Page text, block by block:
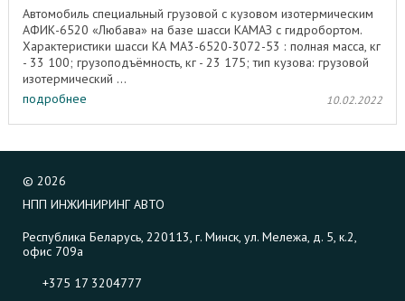
Автомобиль специальный грузовой с кузовом изотермическим
АФИК-6520 «Любава» на базе шасси КАМАЗ с гидробортом.
Характеристики шасси КА MA3-6520-3072-53 : полная масса, кг
- 33 100; грузоподъёмность, кг - 23 175; тип кузова: грузовой
изотермический ...
подробнее
10.02.2022
© 2026
НПП ИНЖИНИРИНГ АВТО
Республика Беларусь, 220113, г. Минск, ул. Мележа, д. 5, к.2,
офис 709а
+375 17 3204777